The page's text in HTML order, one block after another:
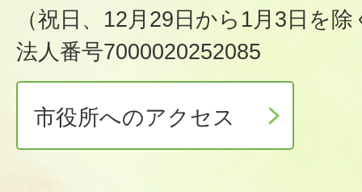
（祝日、12月29日から1月3日を除
法人番号7000020252085
市役所へのアクセス